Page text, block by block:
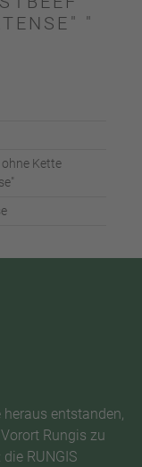
"
Kette
heraus entstanden,
Rungis zu
RUNGIS